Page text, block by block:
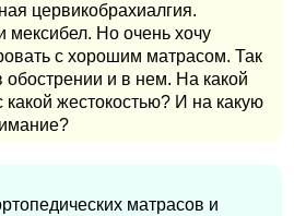
цервикобрахиалгия.
мексибел. Но очень хочу
с хорошим матрасом. Так
обострении и в нем. На какой
какой жестокостью? И на какую
матрасов и